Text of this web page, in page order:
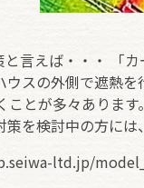
言えば・・・ 「
ウスの外側で遮熱
ことが多々ありま
策を検討中の方に
ltd.jp/